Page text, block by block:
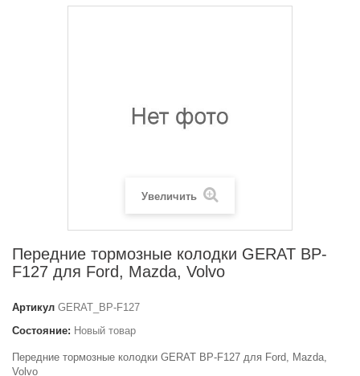
Увеличить
Передние тормозные колодки GERAT BP-
F127 для Ford, Mazda, Volvo
Артикул GERAT_BP-F127
Состояние: Новый товар
Передние тормозные колодки GERAT BP-F127 для Ford, Mazda,
Volvo